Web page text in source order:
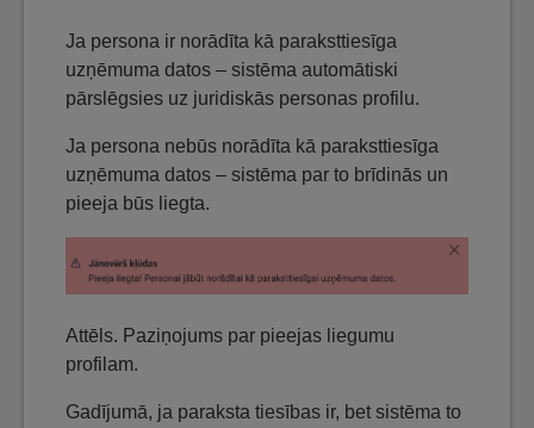
Ja persona ir norādīta kā paraksttiesīga
uzņēmuma datos – sistēma automātiski
pārslēgsies uz juridiskās personas profilu.
Ja persona nebūs norādīta kā paraksttiesīga
uzņēmuma datos – sistēma par to brīdinās un
pieeja būs liegta.
Attēls. Paziņojums par pieejas liegumu
profilam.
Gadījumā, ja paraksta tiesības ir, bet sistēma to